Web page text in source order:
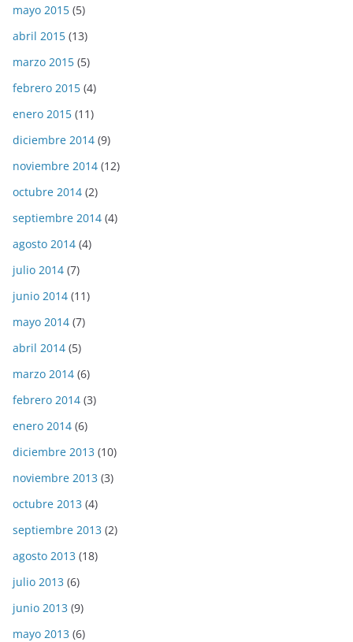
mayo 2015 (5)
abril 2015 (13)
marzo 2015 (5)
febrero 2015 (4)
enero 2015 (11)
diciembre 2014 (9)
noviembre 2014 (12)
octubre 2014 (2)
septiembre 2014 (4)
agosto 2014 (4)
julio 2014 (7)
junio 2014 (11)
mayo 2014 (7)
abril 2014 (5)
marzo 2014 (6)
febrero 2014 (3)
enero 2014 (6)
diciembre 2013 (10)
noviembre 2013 (3)
octubre 2013 (4)
septiembre 2013 (2)
agosto 2013 (18)
julio 2013 (6)
junio 2013 (9)
mayo 2013 (6)